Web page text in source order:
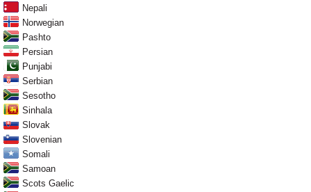
Nepali
Norwegian
Pashto
Persian
Punjabi
Serbian
Sesotho
Sinhala
Slovak
Slovenian
Somali
Samoan
Scots Gaelic